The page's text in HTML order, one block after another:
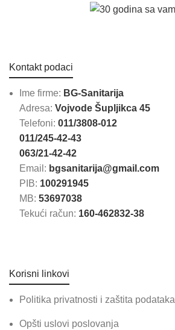
Kontakt podaci
Ime firme: BG-Sanitarija
Adresa: Vojvode Šupljikca 45
Telefoni: 011/3808-012
011/245-42-43
063/21-42-42
Email: bgsanitarija@gmail.com
PIB: 100291945
MB: 53697038
Tekući račun: 160-462832-38
Korisni linkovi
Politika privatnosti i zaštita podataka
Opšti uslovi poslovanja